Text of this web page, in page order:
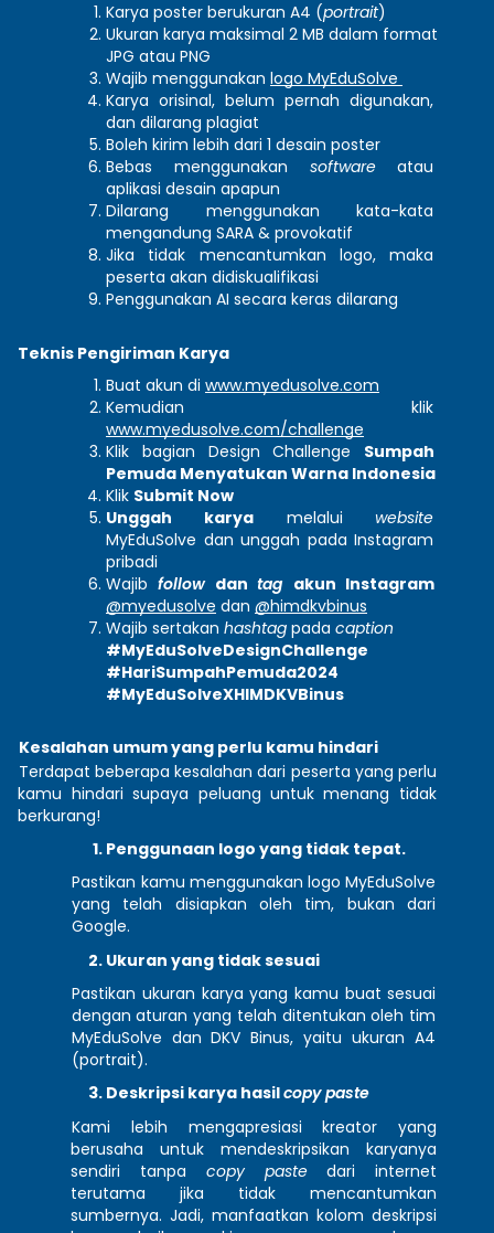
Karya poster berukuran A4 (portrait)
Ukuran karya maksimal 2 MB dalam format
JPG atau PNG
Wajib menggunakan logo MyEduSolve
Karya orisinal, belum pernah digunakan,
dan dilarang plagiat
Boleh kirim lebih dari 1 desain poster
Bebas menggunakan software atau
aplikasi desain apapun
Dilarang menggunakan kata-kata
mengandung SARA & provokatif
Jika tidak mencantumkan logo, maka
peserta akan didiskualifikasi
Penggunakan AI secara keras dilarang
Teknis Pengiriman Karya
Buat akun di www.myedusolve.com
Kemudian klik
www.myedusolve.com/challenge
Klik bagian Design Challenge Sumpah
Pemuda Menyatukan Warna Indonesia
Klik Submit Now
Unggah karya melalui
MyEduSolve dan unggah pada Instagram
pribadi
Wajib follow dan tag
@myedusolve dan @himdkvbinus
Wajib sertakan hashtag pada caption
#MyEduSolveDesignChallenge
#HariSumpahPemuda2024
#MyEduSolveXHIMDKVBinus
Kesalahan umum yang perlu kamu hindari
Terdapat beberapa kesalahan dari peserta yang perlu
kamu hindari supaya peluang untuk menang tidak
berkurang!
Penggunaan logo yang tidak tepat.
Pastikan kamu menggunakan logo MyEduSolve
yang telah disiapkan oleh tim, bukan dari
Google.
Ukuran yang tidak sesuai
Pastikan ukuran karya yang kamu buat sesuai
dengan aturan yang telah ditentukan oleh tim
MyEduSolve dan DKV Binus, yaitu ukuran A4
(portrait).
Deskripsi karya hasil copy paste
Kami lebih mengapresiasi kreator yang
berusaha untuk mendeskripsikan karyanya
sendiri tanpa copy paste dari internet
terutama jika tidak mencantumkan
sumbernya. Jadi, manfaatkan kolom deskripsi